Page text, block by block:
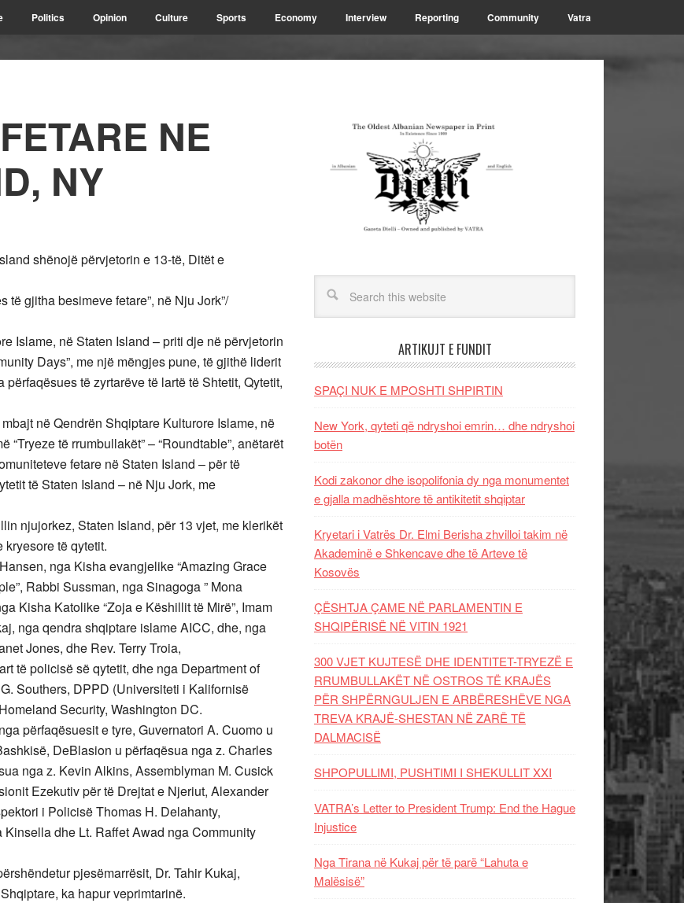
Politics Opinion Culture Sports Economy Interview Reporting Community Vatra
NE
NY
shënojë përvjetorin e 13-të, Ditët e
të gjitha besimeve fetare”, në Nju Jork”/
Islame, në Staten Island – priti dje në përvjetorin
Days”, me një mëngjes pune, të gjithë liderit
të zyrtarëve të lartë të Shtetit, Qytetit,
në Qendrën Shqiptare Kulturore Islame, në
të rrumbullakët” – “Roundtable”, anëtarët
fetare në Staten Island – për të
të Staten Island – në Nju Jork, me
njujorkez, Staten Island, për 13 vjet, me klerikët
të qytetit.
nga Kisha evangjelike “Amazing Grace
Rabbi Sussman, nga Sinagoga ” Mona
Kisha Katolike “Zoja e Këshillit të Mirë”, Imam
nga qendra shqiptare islame AICC, dhe, nga
Jones, dhe Rev. Terry Troia,
të policisë së qytetit, dhe nga Department of
Southers, DPPD (Universiteti i Kalifornisë
Security, Washington DC.
përfaqësuesit e tyre, Guvernatori A. Cuomo u
DeBlasion u përfaqësua nga z. Charles
nga z. Kevin Alkins, Assemblyman M. Cusick
Ezekutiv për të Drejtat e Njeriut, Alexander
i Policisë Thomas H. Delahanty,
dhe Lt. Raffet Awad nga Community
pjesëmarrësit, Dr. Tahir Kukaj,
ka hapur veprimtarinë.
ARTIKUJT E FUNDIT
SPAÇI NUK E MPOSHTI SHPIRTIN
New York, qyteti që ndryshoi emrin… dhe ndryshoi
botën
Kodi zakonor dhe isopolifonia dy nga monumentet
e gjalla madhështore të antikitetit shqiptar
Kryetari i Vatrës Dr. Elmi Berisha zhvilloi takim në
Akademinë e Shkencave dhe të Arteve të
Kosovës
ÇËSHTJA ÇAME NË PARLAMENTIN E
SHQIPËRISË NË VITIN 1921
300 VJET KUJTESË DHE IDENTITET-TRYEZË E
RRUMBULLAKËT NË OSTROS TË KRAJËS
PËR SHPËRNGULJEN E ARBËRESHËVE NGA
TREVA KRAJË-SHESTAN NË ZARË TË
DALMACISË
SHPOPULLIMI, PUSHTIMI I SHEKULLIT XXI
VATRA’s Letter to President Trump: End the Hague
Injustice
Nga Tirana në Kukaj për të parë “Lahuta e
Malësisë”